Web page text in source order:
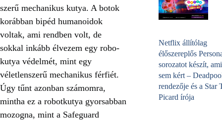
szerű mechanikus kutya. A botok
korábban bipéd humanoidok
voltak, ami rendben volt, de
sokkal inkább élvezem egy robo-
kutya védelmét, mint egy
véletlenszerű mechanikus férfiét.
Úgy tűnt azonban számomra,
mintha ez a robotkutya gyorsabban
mozogna, mint a Safeguard
Netflix állítólag
élőszereplős
sorozatot készít,
sem kért –
rendezője és a Star
Picard írója